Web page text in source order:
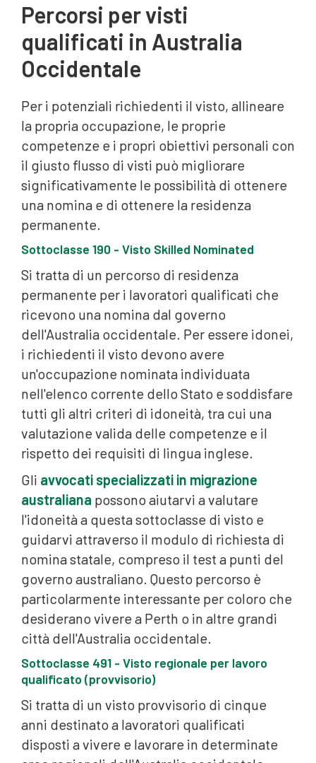
Percorsi per visti
qualificati in Australia
Occidentale
Per i potenziali richiedenti il visto, allineare
la propria occupazione, le proprie
competenze e i propri obiettivi personali con
il giusto flusso di visti può migliorare
significativamente le possibilità di ottenere
una nomina e di ottenere la residenza
permanente.
Sottoclasse 190 - Visto Skilled Nominated
Si tratta di un percorso di residenza
permanente per i lavoratori qualificati che
ricevono una nomina dal governo
dell'Australia occidentale. Per essere idonei,
i richiedenti il visto devono avere
un'occupazione nominata individuata
nell'elenco corrente dello Stato e soddisfare
tutti gli altri criteri di idoneità, tra cui una
valutazione valida delle competenze e il
rispetto dei requisiti di lingua inglese.
Gli avvocati specializzati in migrazione
australiana possono aiutarvi a valutare
l'idoneità a questa sottoclasse di visto e
guidarvi attraverso il modulo di richiesta di
nomina statale, compreso il test a punti del
governo australiano. Questo percorso è
particolarmente interessante per coloro che
desiderano vivere a Perth o in altre grandi
città dell'Australia occidentale.
Sottoclasse 491 - Visto regionale per lavoro
qualificato (provvisorio)
Si tratta di un visto provvisorio di cinque
anni destinato a lavoratori qualificati
disposti a vivere e lavorare in determinate